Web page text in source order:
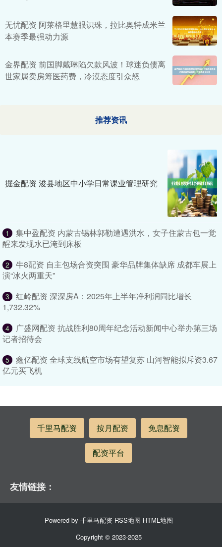
无忧配资 阿莱格里慧眼识珠，拉比奥特成米兰
本赛季最强动力源
金界配资 前国脚戴琳陷欠款风波！球迷负债离
世家属卖房筹医药费，冷漠态度引众怒
推荐资讯
掘金配资 浚县地区中小学日常课业管理研究
1
集中盈配资 内蒙古锡林郭勒遭遇洪水，女子住蒙古包一觉
醒来发现水已淹到床板
2
牛8配资 自主包场合资突围 豪华品牌集体缺席 成都车展上
演“冰火两重天”
3
红岭配资 深深房A：2025年上半年净利润同比增长
1,732.32%
4
广盛网配资 抗战胜利80周年纪念活动新闻中心举办第三场
记者招待会
5
鑫亿配资 全球支线航空市场有望复苏 山河智能拟斥资3.67
亿元买飞机
千里马配资 按月配资 免息配资
配资平台
友情链接：
Powered by 千里马配资 RSS地图 HTML地图
Copyright © 2023-2025